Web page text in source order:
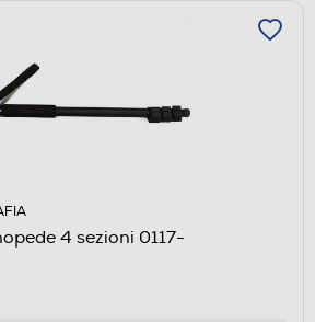
4 sezioni 0117-